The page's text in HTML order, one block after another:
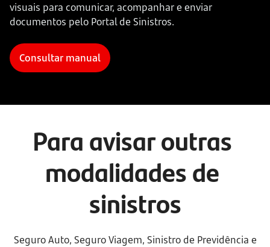
visuais para comunicar, acompanhar e enviar
documentos pelo Portal de Sinistros.
Consultar manual
Para avisar outras
modalidades de
sinistros
Seguro Auto, Seguro Viagem, Sinistro de Previdência e